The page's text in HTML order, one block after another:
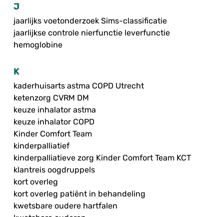
J
jaarlijks voetonderzoek Sims-classificatie
jaarlijkse controle nierfunctie leverfunctie
hemoglobine
K
kaderhuisarts astma COPD Utrecht
ketenzorg CVRM DM
keuze inhalator astma
keuze inhalator COPD
Kinder Comfort Team
kinderpalliatief
kinderpalliatieve zorg Kinder Comfort Team KCT
klantreis oogdruppels
kort overleg
kort overleg patiënt in behandeling
kwetsbare oudere hartfalen